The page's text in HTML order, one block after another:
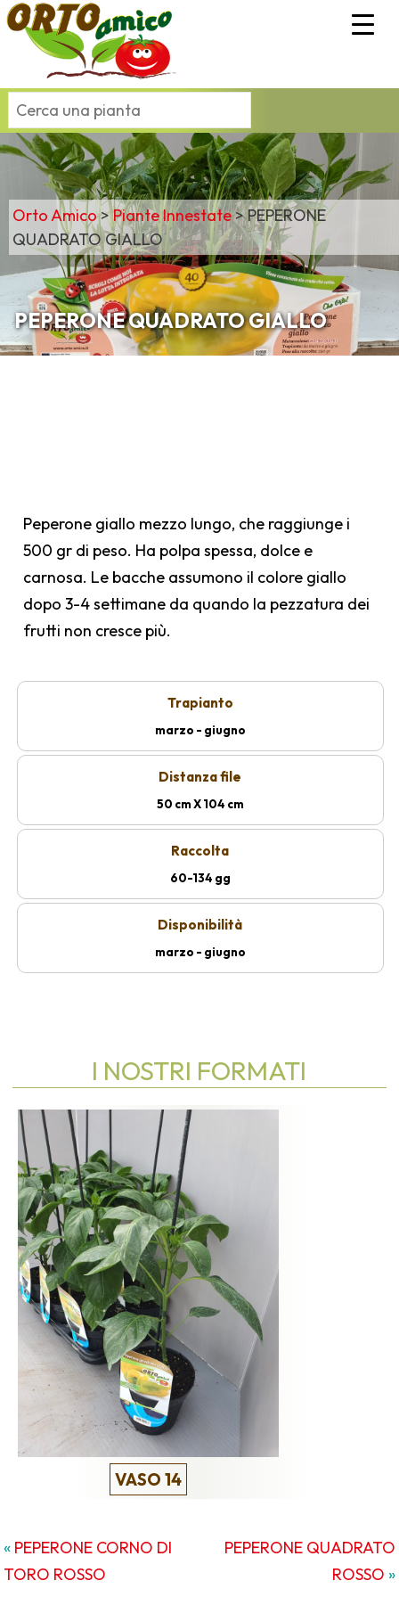
Orto Amico>Piante Innestate>PEPERONE
QUADRATO GIALLO
PEPERONE QUADRATO GIALLO
Peperone giallo mezzo lungo, che raggiunge i
500 gr di peso. Ha polpa spessa, dolce e
carnosa. Le bacche assumono il colore giallo
dopo 3-4 settimane da quando la pezzatura dei
frutti non cresce più.
Trapianto
marzo - giugno
Distanza file
50 cm X 104 cm
Raccolta
60-134 gg
Disponibilità
marzo - giugno
I NOSTRI FORMATI
VASO 14
« PEPERONE CORNO DI
TORO ROSSO
PEPERONE QUADRATO
ROSSO »